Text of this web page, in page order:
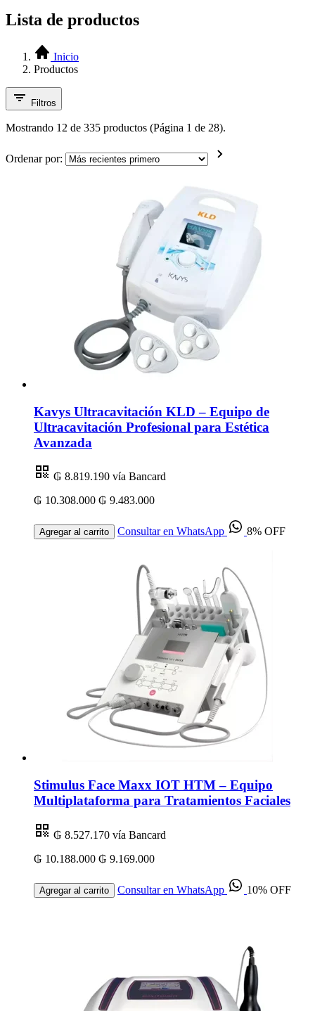
Lista de productos
Inicio
Productos
Filtros
Mostrando 12 de 335 productos (Página 1 de 28).
Ordenar por:
Kavys Ultracavitación KLD – Equipo de
Ultracavitación Profesional para Estética
Avanzada
₲ 8.819.190 vía Bancard
₲ 10.308.000 ₲ 9.483.000
Agregar al carrito Consultar en WhatsApp 8% OFF
Stimulus Face Maxx IOT HTM – Equipo
Multiplataforma para Tratamientos Faciales
₲ 8.527.170 vía Bancard
₲ 10.188.000 ₲ 9.169.000
Agregar al carrito Consultar en WhatsApp 10% OFF